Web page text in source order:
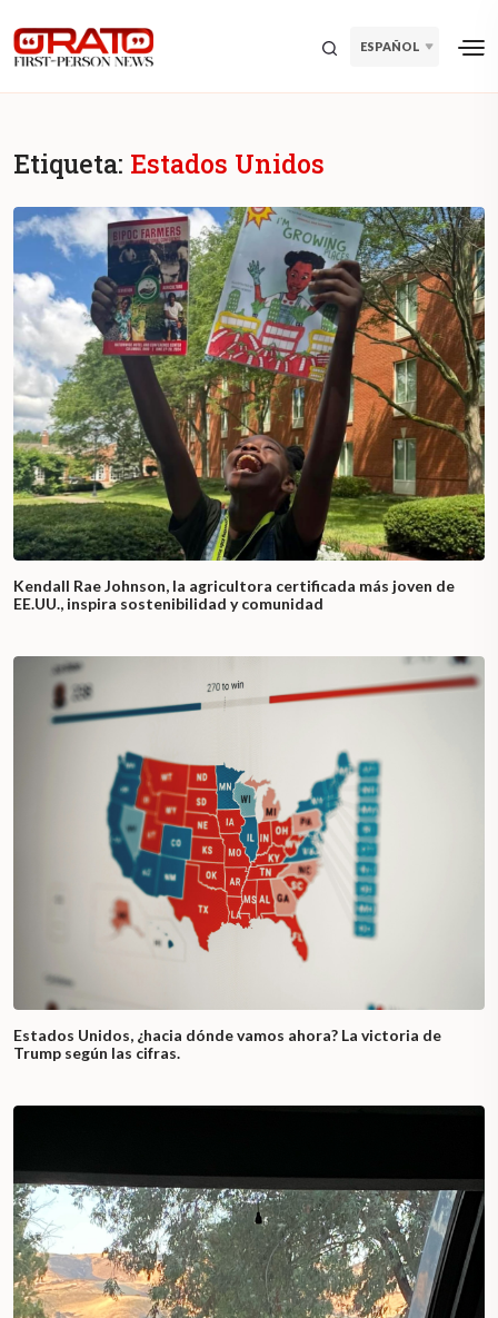
ESPAÑOL
Etiqueta: Estados Unidos
Kendall Rae Johnson, la agricultora certificada más joven de
EE.UU., inspira sostenibilidad y comunidad
Estados Unidos, ¿hacia dónde vamos ahora? La victoria de
Trump según las cifras.